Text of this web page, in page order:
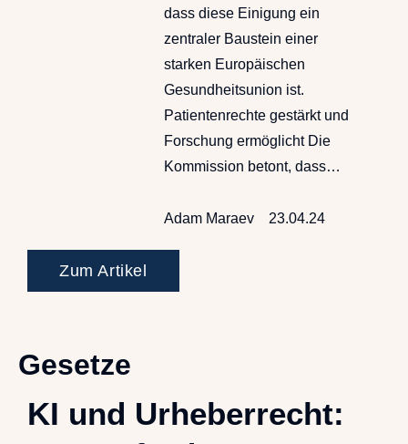
dass diese Einigung ein
zentraler Baustein einer
starken Europäischen
Gesundheitsunion ist.
Patientenrechte gestärkt und
Forschung ermöglicht Die
Kommission betont, dass…
Adam Maraev 23.04.24
Zum Artikel
Gesetze
KI und Urheberrecht: